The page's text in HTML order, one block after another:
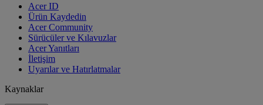
Acer ID
Ürün Kaydedin
Acer Community
Sürücüler ve Kılavuzlar
Acer Yanıtları
İletişim
Uyarılar ve Hatırlatmalar
Kaynaklar